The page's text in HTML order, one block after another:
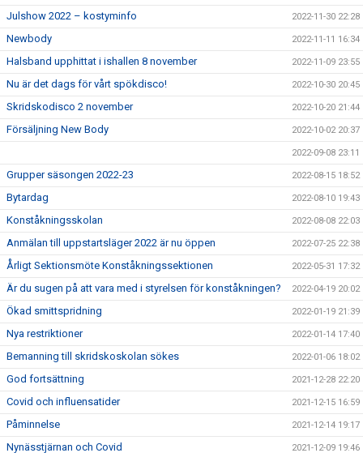
Julshow 2022 – kostyminfo 2022-11-30 22:28
Newbody 2022-11-11 16:34
Halsband upphittat i ishallen 8 november 2022-11-09 23:55
Nu är det dags för vårt spökdisco! 2022-10-30 20:45
Skridskodisco 2 november 2022-10-20 21:44
Försäljning New Body 2022-10-02 20:37
2022-09-08 23:11
Grupper säsongen 2022-23 2022-08-15 18:52
Bytardag 2022-08-10 19:43
Konståkningsskolan 2022-08-08 22:03
Anmälan till uppstartsläger 2022 är nu öppen 2022-07-25 22:38
Årligt Sektionsmöte Konståkningssektionen 2022-05-31 17:32
Är du sugen på att vara med i styrelsen för konståkningen? 2022-04-19 20:02
Ökad smittspridning 2022-01-19 21:39
Nya restriktioner 2022-01-14 17:40
Bemanning till skridskoskolan sökes 2022-01-06 18:02
God fortsättning 2021-12-28 22:20
Covid och influensatider 2021-12-15 16:59
Påminnelse 2021-12-14 19:17
Nynässtjärnan och Covid 2021-12-09 19:46